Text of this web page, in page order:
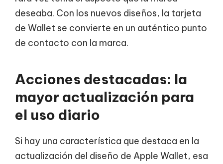
deseaba. Con los nuevos diseños, la tarjeta
de Wallet se convierte en un auténtico punto
de contacto con la marca.
Acciones destacadas: la
mayor actualización para
el uso diario
Si hay una característica que destaca en la
actualización del diseño de Apple Wallet, esa